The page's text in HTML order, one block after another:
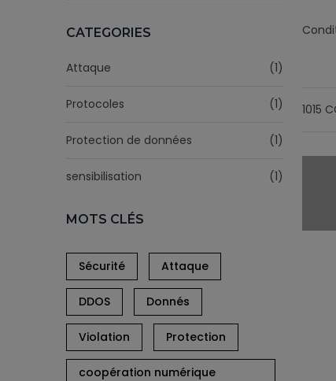
CATEGORIES
Attaque (1)
Protocoles (1)
Protection de données (1)
sensibilisation (1)
MOTS CLÉS
Sécurité Attaque
DDOS Donnés
Violation Protection
coopération numérique
1015